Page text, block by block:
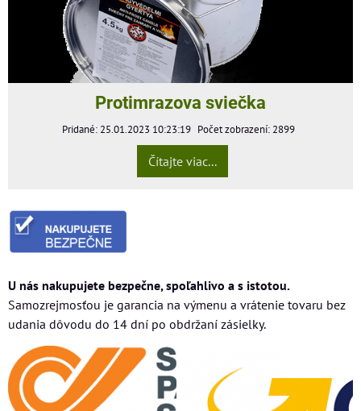
Protimrazova sviečka
Pridané: 25.01.2023 10:23:19 Počet zobrazení: 2899
Čítajte viac...
U nás nakupujete bezpečne, spoľahlivo a s istotou.
Samozrejmosťou je garancia na výmenu a vrátenie tovaru bez
udania dôvodu do 14 dní po obdržaní zásielky.